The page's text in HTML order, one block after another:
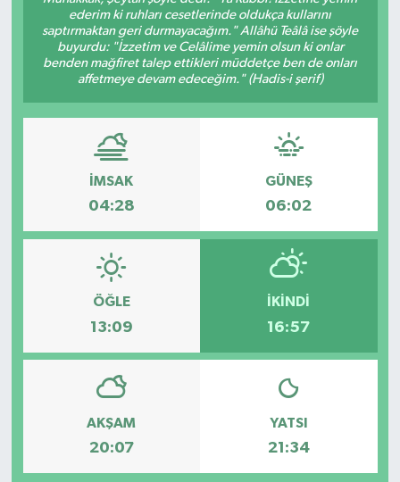
ederim ki ruhları cesetlerinde oldukça kullarını
saptırmaktan geri durmayacağım." Allâhü Teâlâ ise şöyle
buyurdu: "İzzetim ve Celâlime yemin olsun ki onlar
benden mağfiret talep ettikleri müddetçe ben de onları
affetmeye devam edeceğim." (Hadis-i şerif)
İMSAK
04:28
GÜNEŞ
06:02
ÖĞLE
13:09
İKINDI
16:57
AKŞAM
20:07
YATSI
21:34